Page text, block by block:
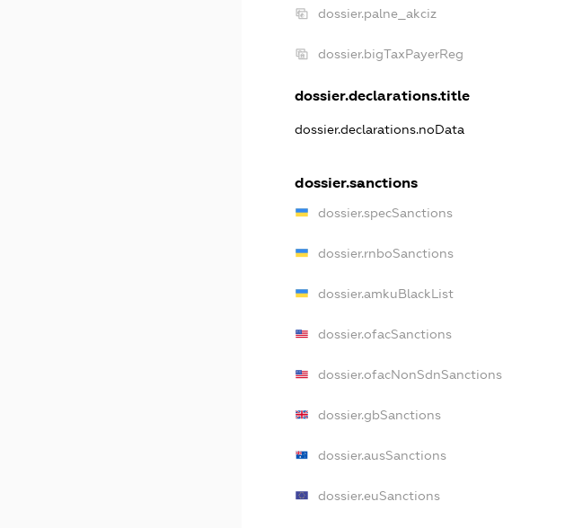
dossier.palne_akciz
dossier.bigTaxPayerReg
dossier.declarations.title
dossier.declarations.noData
dossier.sanctions
dossier.specSanctions
dossier.rnboSanctions
dossier.amkuBlackList
dossier.ofacSanctions
dossier.ofacNonSdnSanctions
dossier.gbSanctions
dossier.ausSanctions
dossier.euSanctions